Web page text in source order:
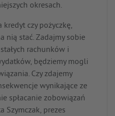
okresach.
czy pożyczkę,
nią stać. Zadajmy sobie
rachunków i
będziemy mogli
Czy zdajemy
wynikające ze
spłacanie zobowiązań
Szymczak, prezes